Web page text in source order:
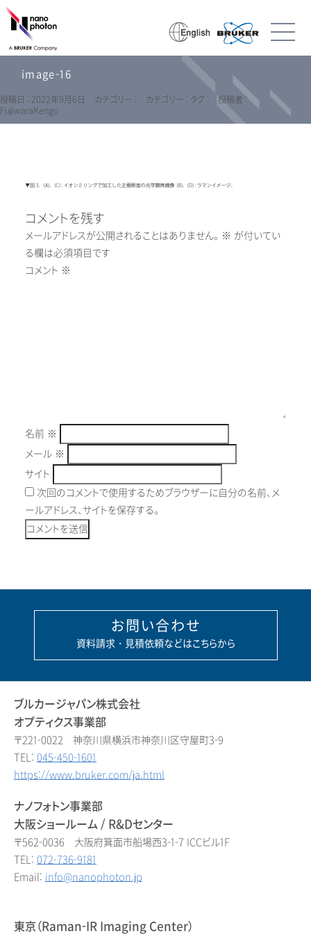
image-16
投稿日 : 2022年9月6日 カテゴリー : カテゴリー : タグ :
投稿者 :
FujiwaraKengo
コメントを残す
メールアドレスが公開されることはありません。 ※ が付いてい
る欄は必須項目です
コメント ※
名前 ※
メール ※
サイト
次回のコメントで使用するためブラウザーに自分の名前、メ
ールアドレス、サイトを保存する。
お問い合わせ
資料請求・見積依頼などはこちらから
ブルカージャパン株式会社
オプティクス事業部
〒221-0022 神奈川県横浜市神奈川区守屋町3-9
TEL: 045-450-1601
https://www.bruker.com/ja.html
ナノフォトン事業部
大阪ショールーム / R&Dセンター
〒562-0036 大阪府箕面市船場西3-1-7 ICCビル1F
TEL: 072-736-9181
Email: info@nanophoton.jp
東京（Raman-IR Imaging Center）